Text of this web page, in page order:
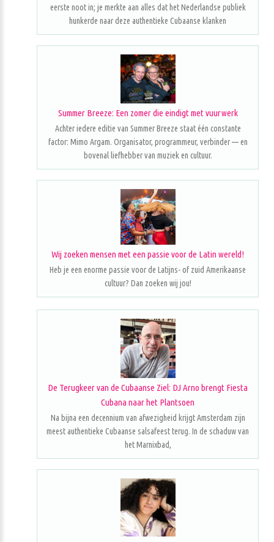
eerste noot in; je merkte aan alles dat het Nederlandse publiek
hunkerde naar deze authentieke Cubaanse klanken
Summer Breeze: Een zomer die eindigt met vuurwerk
Achter iedere editie van Summer Breeze staat één constante
factor: Mimo Argam. Organisator, programmeur, verbinder — en
bovenal liefhebber van muziek en cultuur.
Wij zoeken mensen met een passie voor de Latin wereld!
Heb je een enorme passie voor de Latijns- of zuid Amerikaanse
cultuur? Dan zoeken wij jou!
De Terugkeer van de Cubaanse Ziel: DJ Arno brengt Fiesta
Cubana naar het Plantsoen
Na bijna een decennium van afwezigheid krijgt Amsterdam zijn
meest authentieke Cubaanse salsafeest terug. In de schaduw van
het Marnixbad,